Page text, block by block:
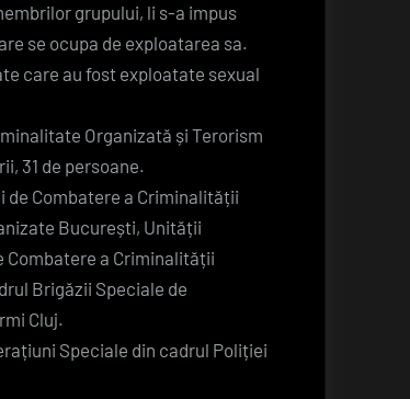
grupului, li s-a impus
se ocupa de exploatarea sa.
care au fost exploatate sexual
Organizată și Terorism
31 de persoane.
Combatere a Criminalității
București, Unității
Combatere a Criminalității
Brigăzii Speciale de
Cluj.
Speciale din cadrul Poliției